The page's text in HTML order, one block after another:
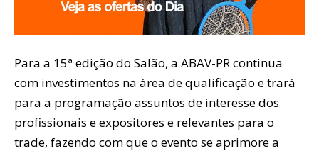
Para a 15ª edição do Salão, a ABAV-PR continua
com investimentos na área de qualificação e trará
para a programação assuntos de interesse dos
profissionais e expositores e relevantes para o
trade, fazendo com que o evento se aprimore a